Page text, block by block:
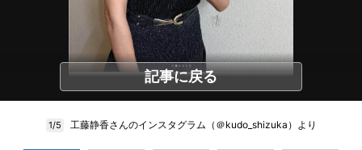
記事に戻る
1/5 工藤静香さんのインスタグラム（＠kudo_shizuka）より